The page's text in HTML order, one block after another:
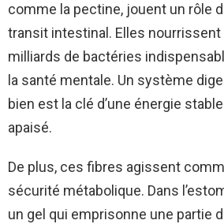
comme la pectine, jouent un rôle
transit intestinal. Elles
milliards de bactéries
la santé mentale. Un système
bien est la clé d’une énergie
apaisé.
De plus, ces fibres agissent
sécurité métabolique. Dans
un gel qui emprisonne une partie